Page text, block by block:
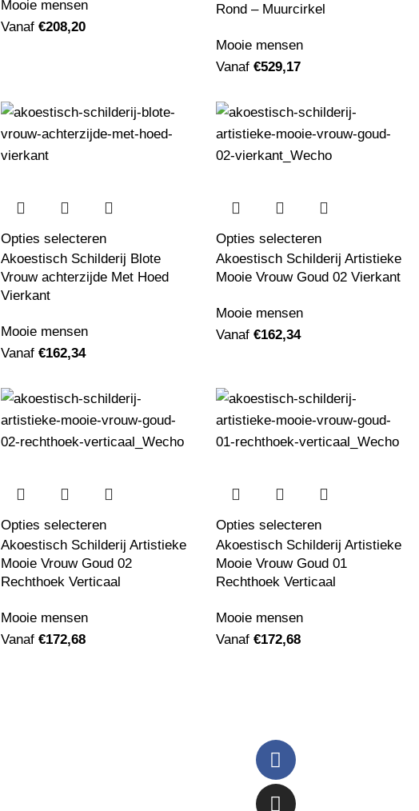
Mooie mensen
Vanaf€208,20
Rond – Muurcirkel
Mooie mensen
Vanaf€529,17
Opties selecteren
Akoestisch Schilderij Blote
Vrouw achterzijde Met Hoed
Vierkant
Mooie mensen
Vanaf€162,34
Opties selecteren
Akoestisch Schilderij Artistieke
Mooie Vrouw Goud 02 Vierkant
Mooie mensen
Vanaf€162,34
Opties selecteren
Akoestisch Schilderij Artistieke
Mooie Vrouw Goud 02
Rechthoek Verticaal
Mooie mensen
Vanaf€172,68
Opties selecteren
Akoestisch Schilderij Artistieke
Mooie Vrouw Goud 01
Rechthoek Verticaal
Mooie mensen
Vanaf€172,68